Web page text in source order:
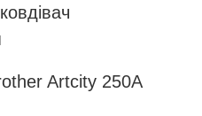
Artcity 250A